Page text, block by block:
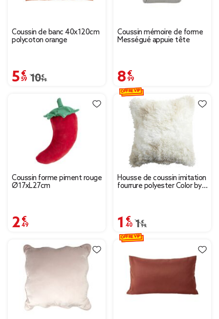
Coussin de banc 40x120cm
polycoton orange
5,59 €
Prix remisé de 10,99 € à 5,59 €
10,99 €
Coussin mémoire de forme
Mességué appuie tête
8,99 €
Coussin forme piment rouge
Ø17xL27cm
2,49 €
Housse de coussin imitation
fourrure polyester Color by
1,40 €
Prix remisé de 1,99 € à
1,99 €
OFFRE VIP
OFFRE VIP